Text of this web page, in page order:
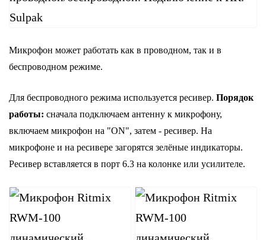
Микрофон может работать как в проводном, так и в
беспроводном режиме.
Для беспроводного режима используется ресивер. Порядок
работы: сначала подключаем антенну к микрофону,
включаем микрофон на "ON", затем - ресивер. На
микрофоне и на ресивере загорятся зелёные индикаторы.
Ресивер вставляется в порт 6.3 на колонке или усилителе.